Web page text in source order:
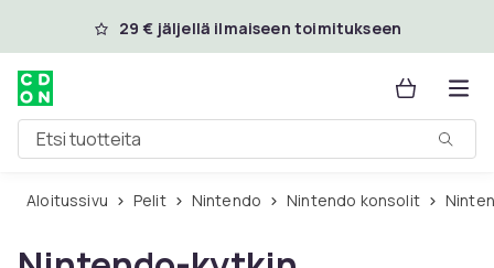
Ohita ja siirry pääsisältöön
29 € jäljellä ilmaiseen toimitukseen
Etsi tuotteita
Aloitussivu Pelit Nintendo Nintendo konsolit